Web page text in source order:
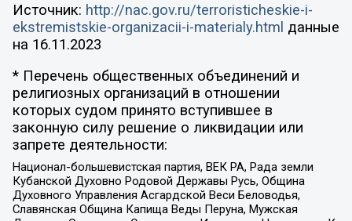
Источник: http://nac.gov.ru/terroristicheskie-i-
ekstremistskie-organizacii-i-materialy.html данные
на 16.11.2023
* Перечень общественных объединений и
религиозных организаций в отношении
которых судом принято вступившее в
законную силу решение о ликвидации или
запрете деятельности:
Национал-большевистская партия, ВЕК РА, Рада земли
Кубанской Духовно Родовой Державы Русь, Община
Духовного Управления Асгардской Веси Беловодья,
Славянская Община Капища Веды Перуна, Мужская